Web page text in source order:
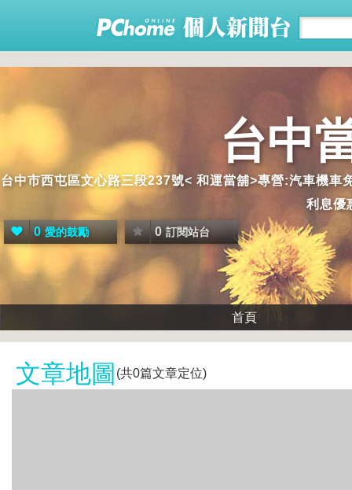
台中
台中市西屯區文心路三段237號< 和運當舖>專營:汽車機
利息優
0 愛的鼓勵 0 訂閱站台
首頁
文章地圖 (共0篇文章定位)